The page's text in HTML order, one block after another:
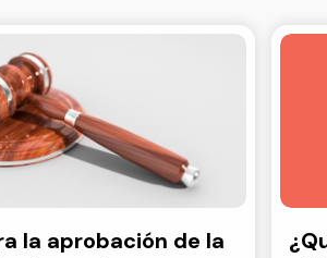
la aprobación de la